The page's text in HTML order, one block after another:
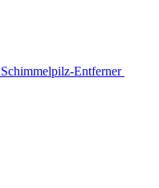
Schimmelpilz-Entferner